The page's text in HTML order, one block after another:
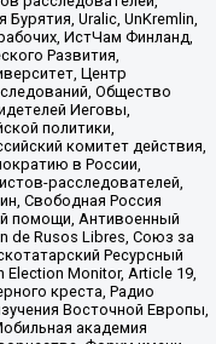
Uralic, UnKremlin,
ИстЧам Финланд,
Развития,
Центр
Общество
Иеговы,
политики,
комитет действия,
в России,
расследователей,
Свободная Россия
помощи, Антивоенный
de Rusos Libres, Союз за
Ресурсный
Monitor, Article 19,
креста, Радио
Восточной Европы,
академия